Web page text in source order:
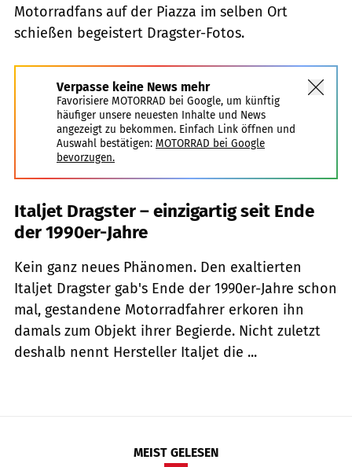
Motorradfans auf der Piazza im selben Ort
schießen begeistert Dragster-Fotos.
Verpasse keine News mehr
Favorisiere MOTORRAD bei Google, um künftig
häufiger unsere neuesten Inhalte und News
angezeigt zu bekommen. Einfach Link öffnen und
Auswahl bestätigen: MOTORRAD bei Google
bevorzugen.
Italjet Dragster – einzigartig seit Ende
der 1990er-Jahre
Kein ganz neues Phänomen. Den exaltierten
Italjet Dragster gab's Ende der 1990er-Jahre schon
mal, gestandene Motorradfahrer erkoren ihn
damals zum Objekt ihrer Begierde. Nicht zuletzt
deshalb nennt Hersteller Italjet die ...
MEIST GELESEN